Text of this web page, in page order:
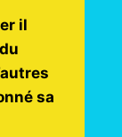
il
sa